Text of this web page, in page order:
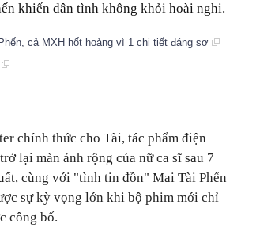
khiến dân tình không khỏi hoài nghi.
cả MXH hốt hoảng vì 1 chi tiết đáng sợ
chính thức cho Tài, tác phẩm điện
lại màn ảnh rộng của nữ ca sĩ sau 7
cùng với "tình tin đồn" Mai Tài Phến
sự kỳ vọng lớn khi bộ phim mới chỉ
công bố.